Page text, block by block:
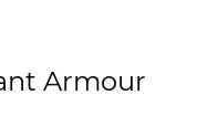
Armour